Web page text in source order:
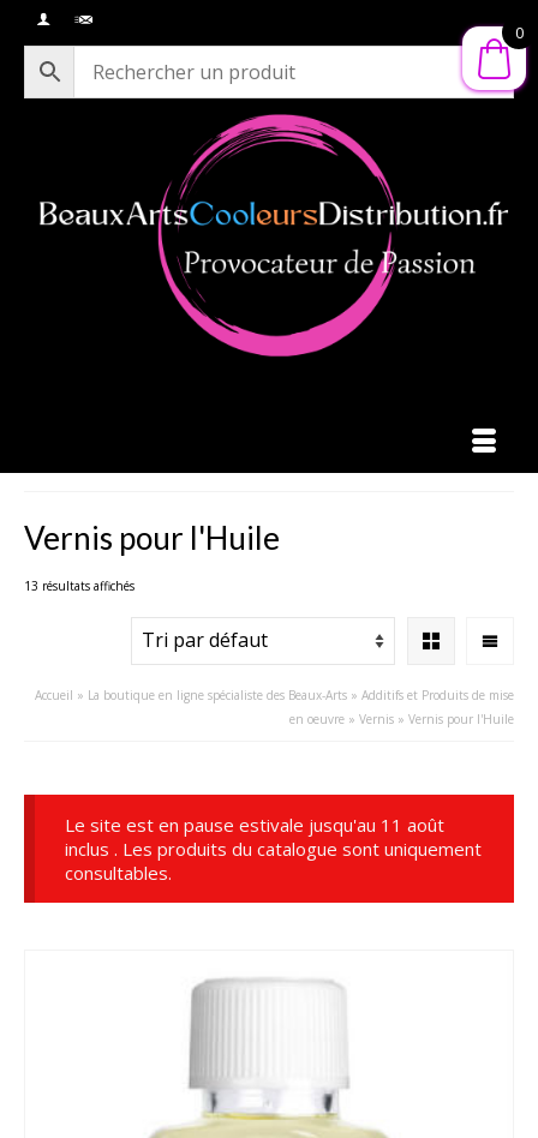
Vernis pour l'Huile
13 résultats affichés
Accueil » La boutique en ligne spécialiste des Beaux-Arts » Additifs et Produits de mise
en oeuvre » Vernis » Vernis pour l'Huile
Le site est en pause estivale jusqu'au 11 août
inclus . Les produits du catalogue sont uniquement
consultables.
0